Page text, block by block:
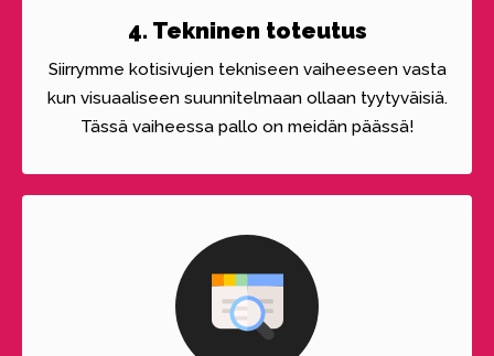
4. Tekninen toteutus
Siirrymme kotisivujen tekniseen vaiheeseen vasta
kun visuaaliseen suunnitelmaan ollaan tyytyväisiä.
Tässä vaiheessa pallo on meidän päässä!